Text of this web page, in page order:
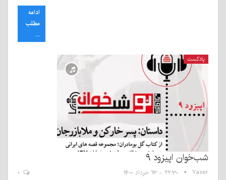
ادامه
مطلب
...
پادکست
شب‌خوان اپیزود ۹
Yaser ۲۲:۳۰ - ۱۳ خرداد ۱۴۰۰